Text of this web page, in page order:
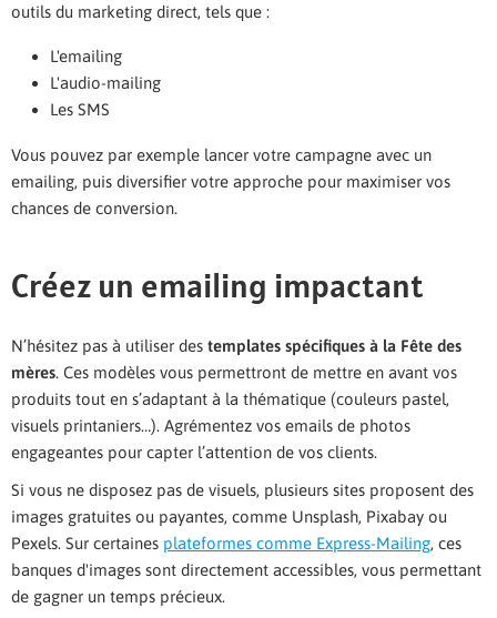
outils du marketing direct, tels que :
L'emailing
L'audio-mailing
Les SMS
Vous pouvez par exemple lancer votre campagne avec un
emailing, puis diversifier votre approche pour maximiser vos
chances de conversion.
Créez un emailing impactant
N’hésitez pas à utiliser des templates spécifiques à la Fête des
mères. Ces modèles vous permettront de mettre en avant vos
produits tout en s’adaptant à la thématique (couleurs pastel,
visuels printaniers…). Agrémentez vos emails de photos
engageantes pour capter l’attention de vos clients.
Si vous ne disposez pas de visuels, plusieurs sites proposent des
images gratuites ou payantes, comme Unsplash, Pixabay ou
Pexels. Sur certaines plateformes comme Express-Mailing, ces
banques d'images sont directement accessibles, vous permettant
de gagner un temps précieux.